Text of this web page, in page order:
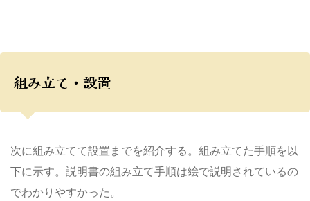
組み立て・設置
次に組み立てて設置までを紹介する。組み立てた手順を以
下に示す。説明書の組み立て手順は絵で説明されているの
でわかりやすかった。